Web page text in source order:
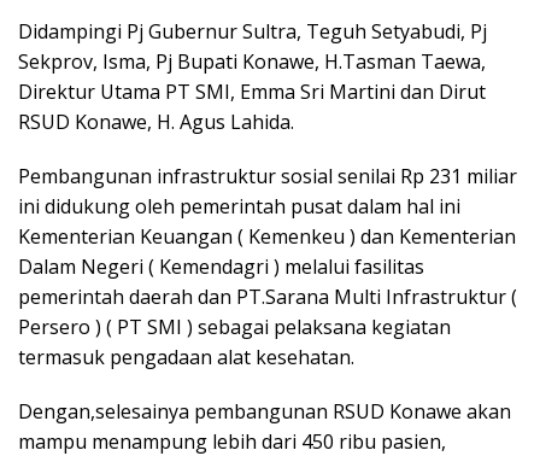
Didampingi Pj Gubernur Sultra, Teguh Setyabudi, Pj
Sekprov, Isma, Pj Bupati Konawe, H.Tasman Taewa,
Direktur Utama PT SMI, Emma Sri Martini dan Dirut
RSUD Konawe, H. Agus Lahida.
Pembangunan infrastruktur sosial senilai Rp 231 miliar
ini didukung oleh pemerintah pusat dalam hal ini
Kementerian Keuangan ( Kemenkeu ) dan Kementerian
Dalam Negeri ( Kemendagri ) melalui fasilitas
pemerintah daerah dan PT.Sarana Multi Infrastruktur (
Persero ) ( PT SMI ) sebagai pelaksana kegiatan
termasuk pengadaan alat kesehatan.
Dengan,selesainya pembangunan RSUD Konawe akan
mampu menampung lebih dari 450 ribu pasien,